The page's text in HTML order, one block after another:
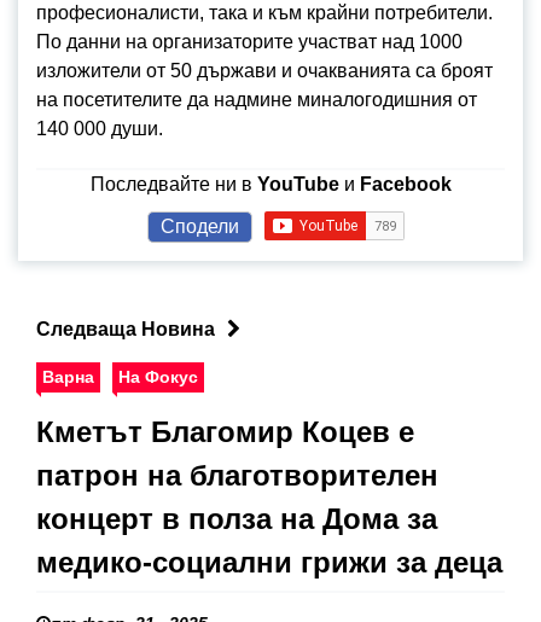
професионалисти, така и към крайни потребители.
По данни на организаторите участват над 1000
изложители от 50 държави и очакванията са броят
на посетителите да надмине миналогодишния от
140 000 души.
Последвайте ни в YouTubeи Facebook
Сподели
Следваща Новина
Варна На Фокус
Кметът Благомир Коцев е
патрон на благотворителен
концерт в полза на Дома за
медико-социални грижи за деца